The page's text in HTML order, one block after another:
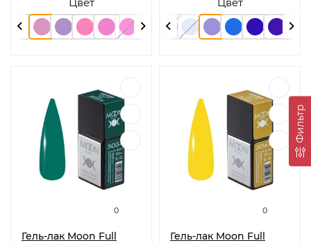
Фильтр
0
Гель-лак Moon Full
0
Гель-лак Moon Full